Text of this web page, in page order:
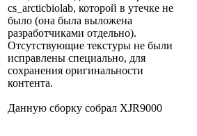
cs_arcticbiolab, которой в утечке не
было (она была выложена
разработчиками отдельно).
Отсутствующие текстуры не были
исправлены специально, для
сохранения оригинальности
контента.
Данную сборку собрал XJR9000